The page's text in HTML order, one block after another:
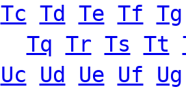
Tc Td Te Tf Tg
Tq Tr Ts Tt
Uc Ud Ue Uf
Ug